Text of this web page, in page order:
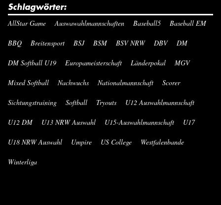
Schlagwörter:
AllStar Game Auswawahlmannschaften Baseball5 Baseball EM
BBQ Breitensport BSJ BSM BSV NRW DBV DM
DM Softball U19 Europameisterschaft Länderpokal MGV
Mixed Softball Nachwuchs Nationalmannschaft Scorer
Sichtungstraining Softball Tryouts U12 Auswahlmannschaft
U12 DM U13 NRW Auswahl U15-Auswahlmannschaft U17
U18 NRW Auswahl Umpire US College Westfalenbande
Winterliga